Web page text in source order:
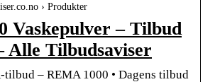
› Produkter
Vaskepulver – Tilbud
Alle Tilbudsaviser
tilbud – REMA 1000 • Dagens tilbud